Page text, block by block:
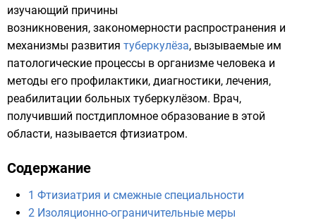
изучающий причины
возникновения, закономерности распространения и
механизмы развития туберкулёза, вызываемые им
патологические процессы в организме человека и
методы его профилактики, диагностики, лечения,
реабилитации больных туберкулёзом. Врач,
получивший постдипломное образование в этой
области, называется фтизиатром.
Содержание
1 Фтизиатрия и смежные специальности
2 Изоляционно-ограничительные меры